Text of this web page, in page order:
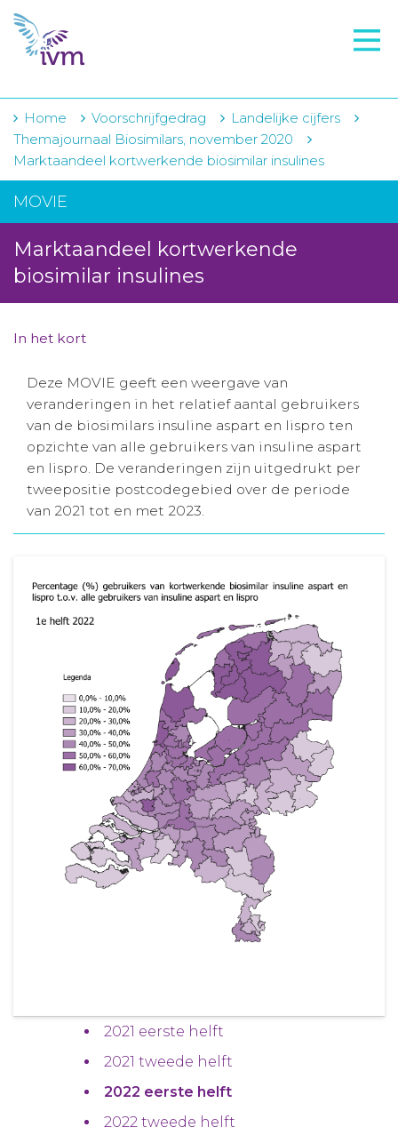
VMI
FTO voorbereiding
IVM-academie
Zorginstellingen
Projecten
Over IVM
Actueel
Contact
Winkelwagentje
Aanmelden nieuwsbrief
Inloggen
Toegang leeromgeving
Home Voorschrijfgedrag
Landelijke cijfers
Themajournaal Biosimilars, november 2020
Marktaandeel kortwerkende biosimilar insulines
MOVIE
Marktaandeel kortwerkende
biosimilar insulines
In het kort
Deze MOVIE geeft een weergave van
veranderingen in het relatief aantal gebruikers
van de biosimilars insuline aspart en lispro ten
opzichte van alle gebruikers van insuline aspart
en lispro. De veranderingen zijn uitgedrukt per
tweepositie postcodegebied over de periode
van 2021 tot en met 2023.
2021 eerste helft
2021 tweede helft
2022 eerste helft
2022 tweede helft